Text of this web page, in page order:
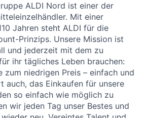
ALDI Nord ist einer der
Mit einer
Jahren steht ALDI für die
Prinzips. Unsere Mission ist
und jederzeit mit dem zu
ihr tägliches Leben brauchen:
niedrigen Preis – einfach und
auch, das Einkaufen für unsere
so einfach wie möglich zu
wir jeden Tag unser Bestes und